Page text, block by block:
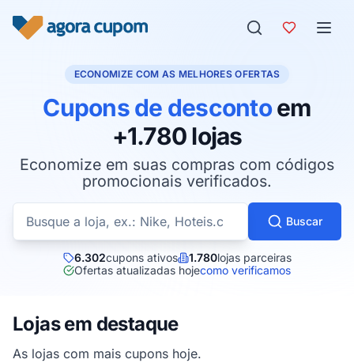
ECONOMIZE COM AS MELHORES OFERTAS
Cupons de descontoem
+1.780 lojas
Economize em suas compras com códigos
promocionais verificados.
Buscar cupons por loja
Buscar
6.302cupons ativos 1.780lojas parceiras
Ofertas atualizadas hojecomo verificamos
Lojas em destaque
As lojas com mais cupons hoje.